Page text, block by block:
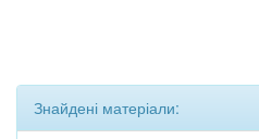
Знайдені матеріали: